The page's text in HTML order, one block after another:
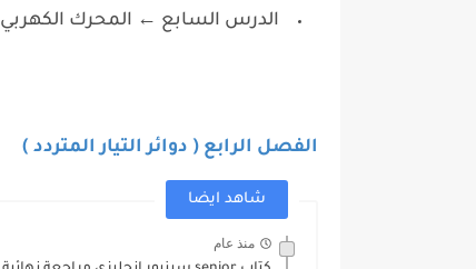
الدرس السابع ← المحرك الكهربي
الفصل الرابع ( دوائر التيار المتردد )
شاهد ايضا
منذ عام